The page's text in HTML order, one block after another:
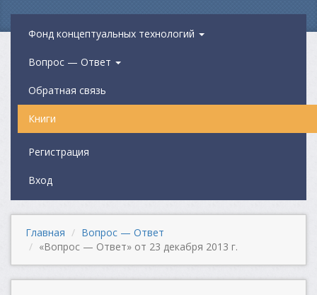
Фонд концептуальных технологий
Вопрос — Ответ
Обратная связь
Книги
Регистрация
Вход
Главная
Вопрос — Ответ
«Вопрос — Ответ» от 23 декабря 2013 г.